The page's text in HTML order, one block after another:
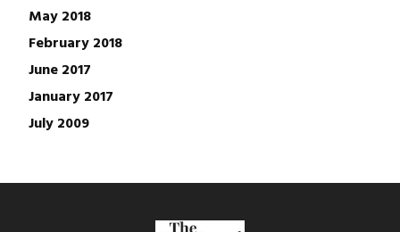
May 2018
February 2018
June 2017
January 2017
July 2009